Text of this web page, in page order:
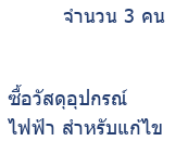
จำนวน 3 คน
ซื้อวัสดุอุปกรณ์
ไฟฟ้า สำหรับแก้ไข